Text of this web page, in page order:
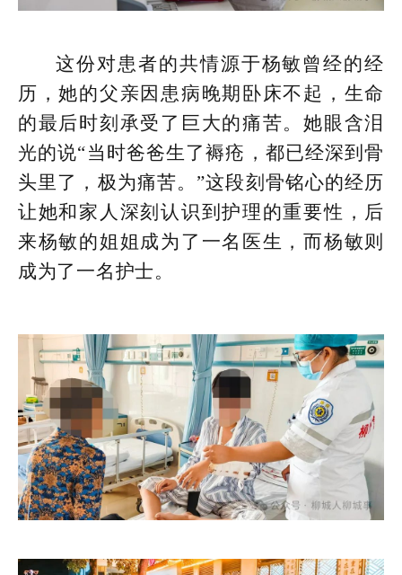
这份对患者的共情源于杨敏曾经的经
历，她的父亲因患病晚期卧床不起，生命
的最后时刻承受了巨大的痛苦。她眼含泪
光的说“当时爸爸生了褥疮，都已经深到骨
头里了，极为痛苦。”这段刻骨铭心的经历
让她和家人深刻认识到护理的重要性，后
来杨敏的姐姐成为了一名医生，而杨敏则
成为了一名护士。